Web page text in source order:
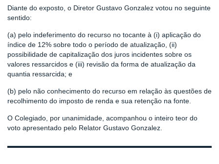
Diante do exposto, o Diretor Gustavo Gonzalez votou no seguinte
sentido:
(a) pelo indeferimento do recurso no tocante à (i) aplicação do
índice de 12% sobre todo o período de atualização, (ii)
possibilidade de capitalização dos juros incidentes sobre os
valores ressarcidos e (iii) revisão da forma de atualização da
quantia ressarcida; e
(b) pelo não conhecimento do recurso em relação às questões de
recolhimento do imposto de renda e sua retenção na fonte.
O Colegiado, por unanimidade, acompanhou o inteiro teor do
voto apresentado pelo Relator Gustavo Gonzalez.